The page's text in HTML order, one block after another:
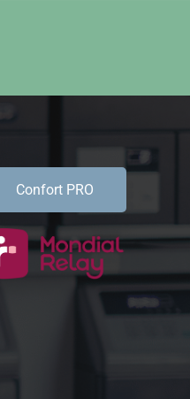
Confort PRO